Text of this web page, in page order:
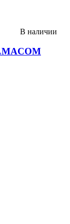
В наличии